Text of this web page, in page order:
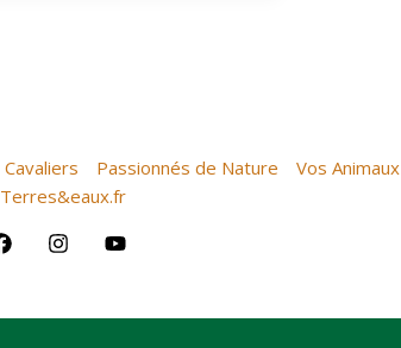
Cavaliers Passionnés de Nature
Vos Animaux
Terres&eaux.fr